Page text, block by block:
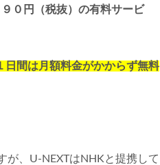
９０円（税抜）の有料サービ
日間は月額料金がかからず無料
が、U-NEXTはNHKと提携して